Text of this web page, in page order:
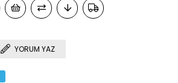
YORUM YAZ